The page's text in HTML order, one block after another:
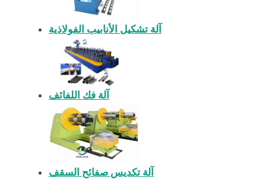
آلة تشكيل الأنابيب الفولاذية
آلة فك اللفائف
آلة تكديس صفائح السقف